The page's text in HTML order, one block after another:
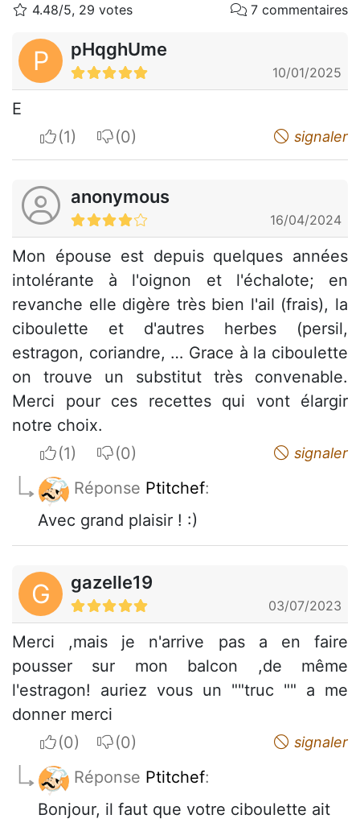
4.48/5, 29 votes 7 commentaires
P pHqghUme
10/01/2025
E
I apreciateI do not appreciate signaler
anonymous
16/04/2024
Mon épouse est depuis quelques années
intolérante à l'oignon et l'échalote; en
revanche elle digère très bien l'ail (frais), la
ciboulette et d'autres herbes (persil,
estragon, coriandre, … Grace à la ciboulette
on trouve un substitut très convenable.
Merci pour ces recettes qui vont élargir
notre choix.
I apreciateI do not appreciate signaler
Réponse Ptitchef:
Avec grand plaisir ! :)
G gazelle19
03/07/2023
Merci ,mais je n'arrive pas a en faire
pousser sur mon balcon ,de même
l'estragon! auriez vous un ""truc "" a me
donner merci
I apreciateI do not appreciate signaler
Réponse Ptitchef:
Bonjour, il faut que votre ciboulette ait